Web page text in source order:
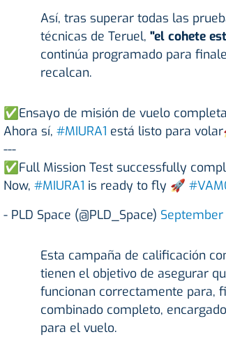
Así, tras superar todas las
técnicas de Teruel, "el cohete
continúa programado para
recalcan.
✅Ensayo de misión de vuelo
Ahora sí, #MIURA1 está listo para
---
✅Full Mission Test successfully
Now, #MIURA1 is ready to fly 🚀
- PLD Space (@PLD_Space)
Esta campaña de calificación
tienen el objetivo de asegurar
funcionan correctamente para,
combinado completo,
para el vuelo.